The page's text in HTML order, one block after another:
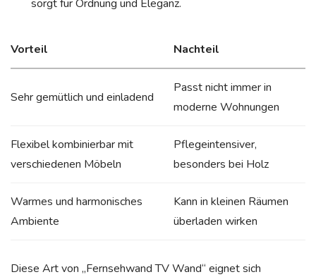
sorgt für Ordnung und Eleganz.
Vorteil Nachteil
Sehr gemütlich und einladend
Passt nicht immer in
moderne Wohnungen
Flexibel kombinierbar mit
verschiedenen Möbeln
Pflegeintensiver,
besonders bei Holz
Warmes und harmonisches
Ambiente
Kann in kleinen Räumen
überladen wirken
Diese Art von „Fernsehwand TV Wand“ eignet sich